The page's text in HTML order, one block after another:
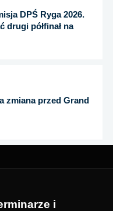
DPŚ Ryga 2026.
drugi półfinał na
zmiana przed Grand
i